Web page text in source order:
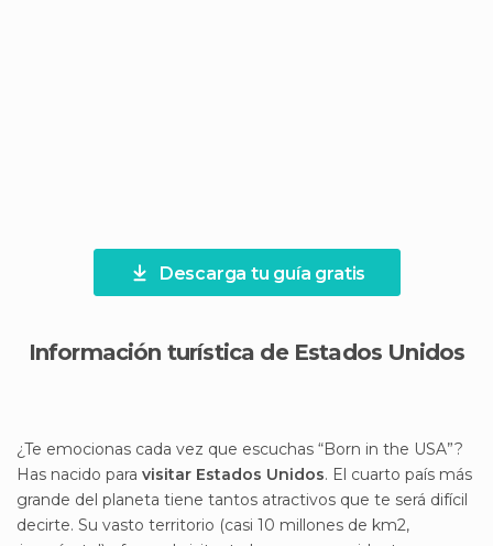
Descarga tu guía gratis
Información turística de Estados Unidos
¿Te emocionas cada vez que escuchas “Born in the USA”?
Has nacido para visitar Estados Unidos. El cuarto país más
grande del planeta tiene tantos atractivos que te será difícil
decirte. Su vasto territorio (casi 10 millones de km2,